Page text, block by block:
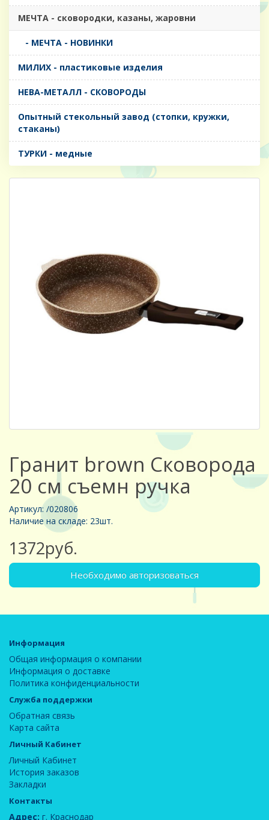
МЕЧТА - сковородки, казаны, жаровни
- МЕЧТА - НОВИНКИ
МИЛИХ - пластиковые изделия
НЕВА-МЕТАЛЛ - СКОВОРОДЫ
Опытный стекольный завод (стопки, кружки,
стаканы)
ТУРКИ - медные
Гранит brown Сковорода
20 см съемн ручка
Артикул: /020806
Наличие на складе: 23шт.
1372руб.
Необходимо авторизоваться
Информация
Общая информация о компании
Информация о доставке
Политика конфиденциальности
Служба поддержки
Обратная связь
Карта сайта
Личный Кабинет
Личный Кабинет
История заказов
Закладки
Контакты
Адрес: г. Краснодар